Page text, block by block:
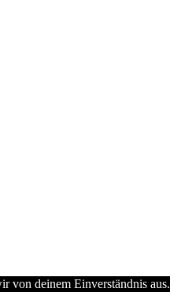
von deinem Einverständnis aus.